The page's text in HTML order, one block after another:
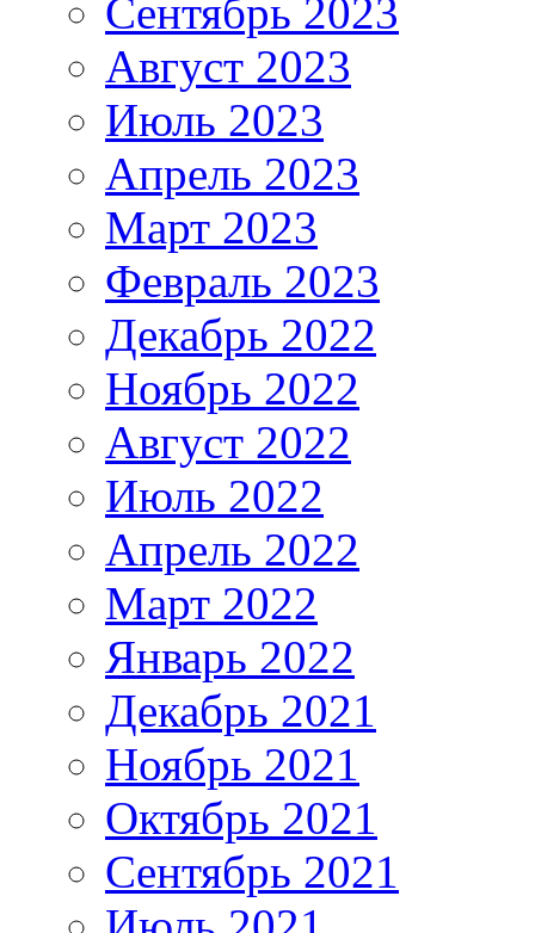
Сентябрь 2023
Август 2023
Июль 2023
Апрель 2023
Март 2023
Февраль 2023
Декабрь 2022
Ноябрь 2022
Август 2022
Июль 2022
Апрель 2022
Март 2022
Январь 2022
Декабрь 2021
Ноябрь 2021
Октябрь 2021
Сентябрь 2021